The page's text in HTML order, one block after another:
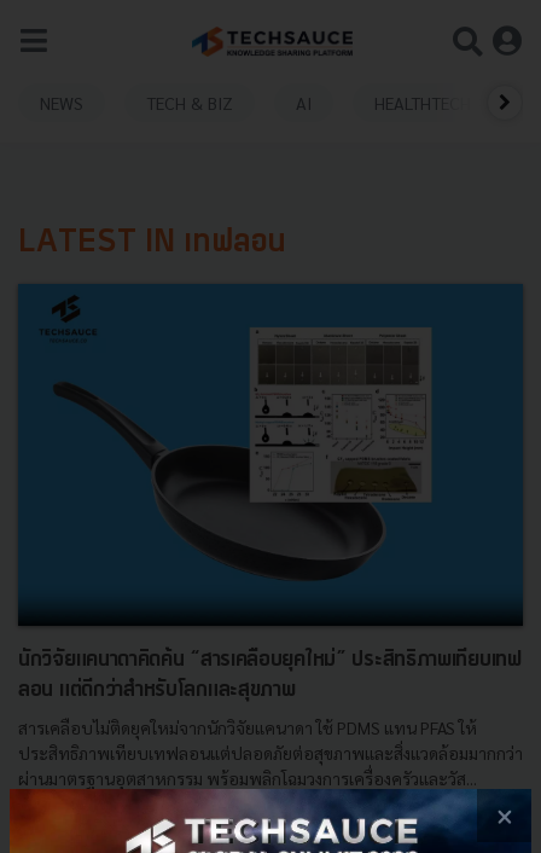
NEWS TECH & BIZ AI HEALTHTECH
LATEST IN เทฟลอน
นักวิจัยแคนาดาคิดค้น “สารเคลือบยุคใหม่” ประสิทธิภาพเทียบเทฟ
ลอน แต่ดีกว่าสำหรับโลกและสุขภาพ
สารเคลือบไม่ติดยุคใหม่จากนักวิจัยแคนาดา ใช้ PDMS แทน PFAS ให้
ประสิทธิภาพเทียบเทฟลอนแต่ปลอดภัยต่อสุขภาพและสิ่งแวดล้อมมากกว่า
ผ่านมาตรฐานอุตสาหกรรม พร้อมพลิกโฉมวงการเครื่องครัวและวัส...
| ByTechsauce Team
×